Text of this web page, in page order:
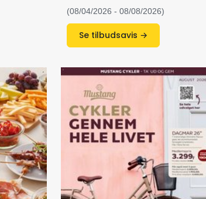
(08/04/2026 - 08/08/2026)
Se tilbudsavis →